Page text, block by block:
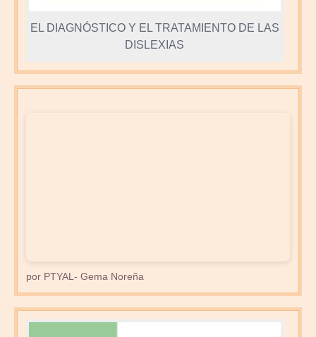
EL DIAGNÓSTICO Y EL TRATAMIENTO DE LAS
DISLEXIAS
por PTYAL- Gema Noreña